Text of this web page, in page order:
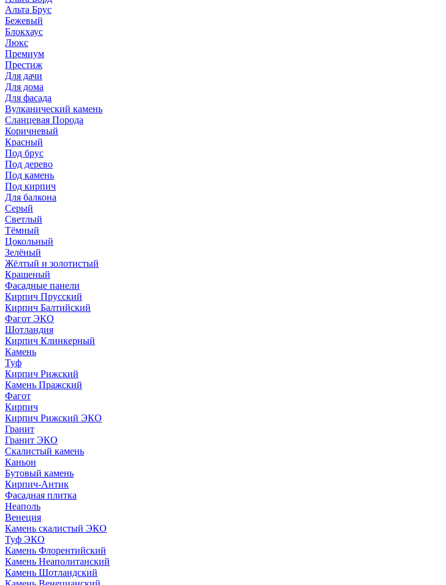
Альта Брус
Бежевый
Блокхаус
Люкс
Премиум
Престиж
Для дачи
Для дома
Для фасада
Вулканический камень
Сланцевая Порода
Коричневый
Красный
Под брус
Под дерево
Под камень
Под кирпич
Для балкона
Серый
Светлый
Тёмный
Цокольный
Зелёный
Жёлтый и золотистый
Крашеный
Фасадные панели
Кирпич Прусский
Кирпич Балтийский
Фагот ЭКО
Шотландия
Кирпич Клинкерный
Камень
Туф
Кирпич Рижский
Камень Пражский
Фагот
Кирпич
Кирпич Рижский ЭКО
Гранит
Гранит ЭКО
Скалистый камень
Каньон
Бутовый камень
Кирпич-Антик
Фасадная плитка
Неаполь
Венеция
Камень скалистый ЭКО
Туф ЭКО
Камень Флорентийский
Камень Неаполитанский
Камень Шотландский